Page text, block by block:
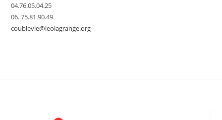
04.76.05.04.25
06. 75.81.90.49
coublevie@leolagrange.org